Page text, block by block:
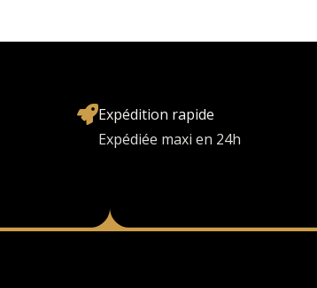
Expédition rapide
Expédiée maxi en 24h